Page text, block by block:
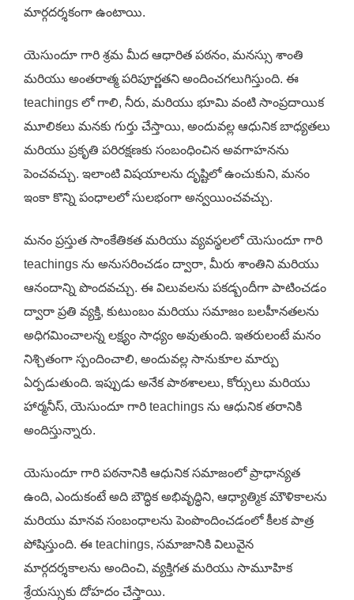
మార్గదర్శకంగా ఉంటాయి.
యెసుందూ గారి శ్రమ మీద ఆధారిత పఠనం, మనస్సు శాంతి
మరియు అంతరాత్మ పరిపూర్ణతని అందించగలుగిస్తుంది. ఈ
teachings లో గాలి, నీరు, మరియు భూమి వంటి సాంప్రదాయిక
మూలికలు మనకు గుర్తు చేస్తాయి, అందువల్ల ఆధునిక బాధ్యతలు
మరియు ప్రకృతి పరిరక్షణకు సంబంధించిన అవగాహనను
పెంచవచ్చు. ఇలాంటి విషయాలను దృష్టిలో ఉంచుకుని, మనం
ఇంకా కొన్ని పంధాలలో సులభంగా అన్వయించవచ్చు.
మనం ప్రస్తుత సాంకేతికత మరియు వ్యవస్థలలో యెసుందూ గారి
teachings ను అనుసరించడం ద్వారా, మీరు శాంతిని మరియు
ఆనందాన్ని పొందవచ్చు. ఈ విలువలను పకడ్బందీగా పాటించడం
ద్వారా ప్రతి వ్యక్తి, కుటుంబం మరియు సమాజం బలహీనతలను
అధిగమించాలన్న లక్ష్యం సాధ్యం అవుతుంది. ఇతరులంటే మనం
నిశ్చితంగా స్పందించాలి, అందువల్ల సానుకూల మార్పు
ఏర్పడుతుంది. ఇప్పుడు అనేక పాఠశాలలు, కోర్సులు మరియు
హార్మనీస్, యెసుందూ గారి teachings ను ఆధునిక తరానికి
అందిస్తున్నారు.
యెసుందూ గారి పఠనానికి ఆధునిక సమాజంలో ప్రాధాన్యత
ఉంది, ఎందుకంటే అది బౌద్ధిక అభివృద్ధిని, ఆధ్యాత్మిక మౌళికాలను
మరియు మానవ సంబంధాలను పెంపొందించడంలో కీలక పాత్ర
పోషిస్తుంది. ఈ teachings, సమాజానికి విలువైన
మార్గదర్శకాలను అందించి, వ్యక్తిగత మరియు సామూహిక
శ్రేయస్సుకు దోహదం చేస్తాయి.